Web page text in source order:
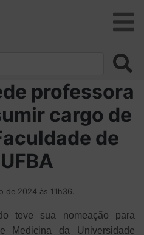
professora
cargo de
de
de 2024 às 11h36.
teve sua nomeação para
Medicina da Universidade